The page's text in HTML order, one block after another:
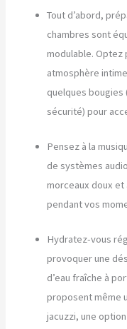
Tout d’abord,
chambres sont
modulable. Optez
atmosphère
quelques
sécurité) pour
Pensez à la
de systèmes
morceaux doux
pendant vos
Hydratez-vous
provoquer une
d’eau fraîche à
proposent même
jacuzzi, une